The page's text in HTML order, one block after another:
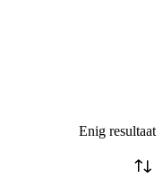
Enig resultaat